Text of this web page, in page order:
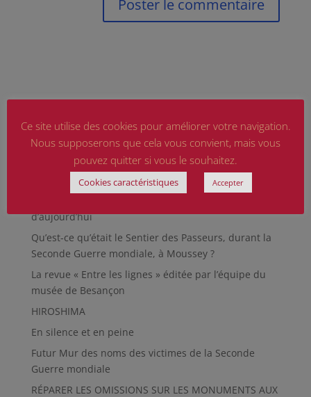
Articles récents
Marguerite MARTIN dite Daisy, femme résistante
d’aujourd’hui
Qu’est-ce qu’était le Sentier des Passeurs, durant la
Seconde Guerre mondiale, à Moussey ?
La revue « Entre les lignes » éditée par l’équipe du
musée de Besançon
HIROSHIMA
En silence et en peine
Futur Mur des noms des victimes de la Seconde
Guerre mondiale
RÉPARER LES OMISSIONS SUR LES MONUMENTS AUX
Ce site utilise des cookies pour améliorer votre navigation.
Nous supposerons que cela vous convient, mais vous
pouvez quitter si vous le souhaitez.
Cookies caractéristiques Accepter